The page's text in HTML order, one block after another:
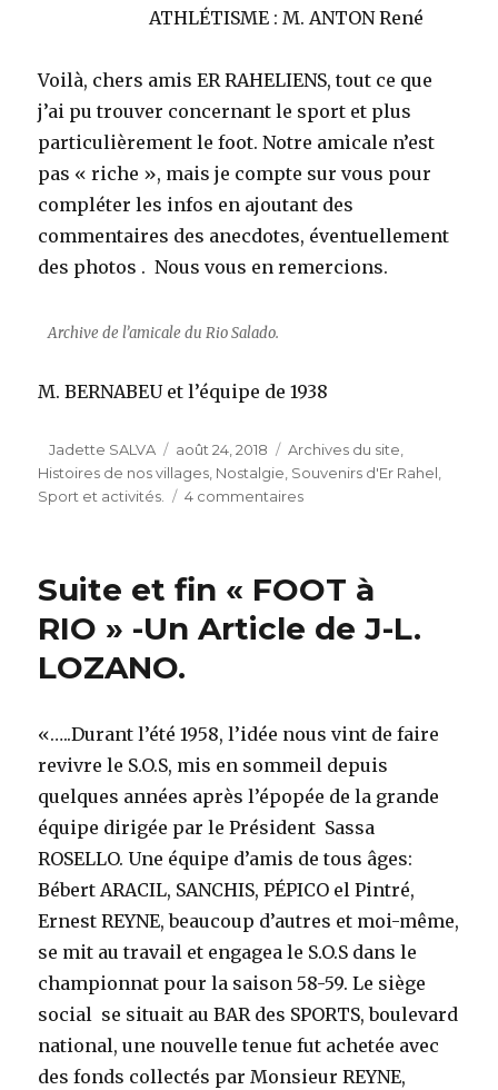
ATHLÉTISME : M. ANTON René
Voilà, chers amis ER RAHELIENS, tout ce que
j’ai pu trouver concernant le sport et plus
particulièrement le foot. Notre amicale n’est
pas « riche », mais je compte sur vous pour
compléter les infos en ajoutant des
commentaires des anecdotes, éventuellement
des photos . Nous vous en remercions.
Archive de l’amicale du Rio Salado.
M. BERNABEU et l’équipe de 1938
Auteur
Jadette SALVA
Publié
le
août 24, 2018 Catégories
Archives du site
Histoires de nos villages Nostalgie Souvenirs d'Er Rahel
Sport et activités.
4 commentairessur
Société
SPORTIVE »d’
Suite et fin « FOOT à
RIO » -Un Article de J-L.
LOZANO.
«…..Durant l’été 1958, l’idée nous vint de faire
revivre le S.O.S, mis en sommeil depuis
quelques années après l’épopée de la grande
équipe dirigée par le Président Sassa
ROSELLO. Une équipe d’amis de tous âges:
Bébert ARACIL, SANCHIS, PÉPICO el Pintré,
Ernest REYNE, beaucoup d’autres et moi-même,
se mit au travail et engagea le S.O.S dans le
championnat pour la saison 58-59. Le siège
social se situait au BAR des SPORTS, boulevard
national, une nouvelle tenue fut achetée avec
des fonds collectés par Monsieur REYNE,